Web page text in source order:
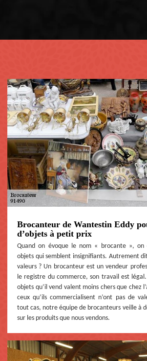
Brocanteur de Wantestin Eddy
d’objets à petit prix
Quand on évoque le nom « brocante », on
objets qui semblent insignifiants. Autrement
valeurs ? Un brocanteur est un vendeur
le registre du commerce, son travail est légal.
objets qu’il vend valent moins chers que chez
ceux qu’ils commercialisent n’ont pas de
tout cas, notre équipe de brocanteurs veille à
sur les produits que nous vendons.